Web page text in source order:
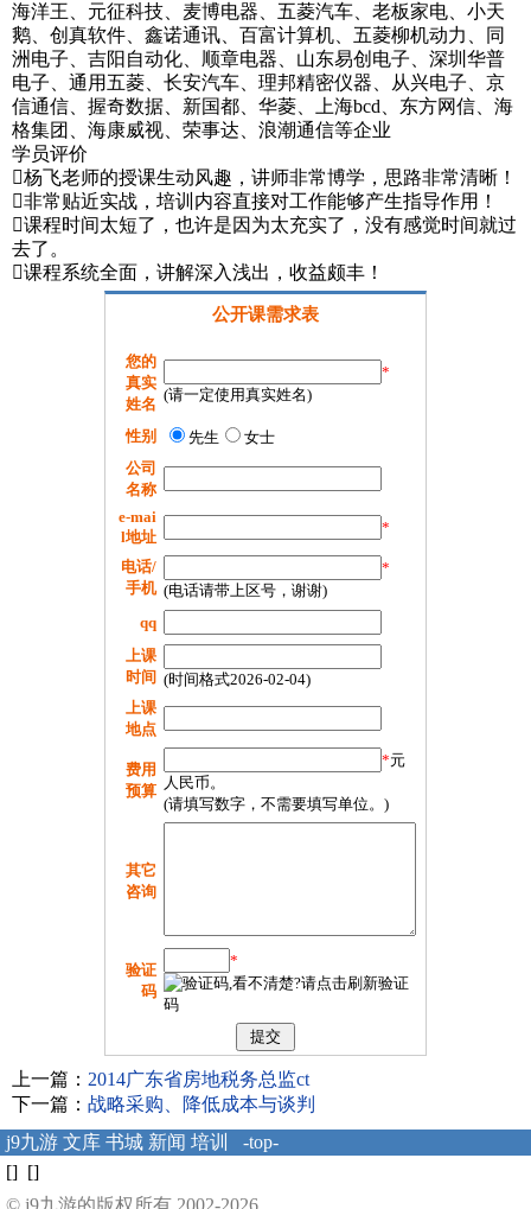
海洋王、元征科技、麦博电器、五菱汽车、老板家电、小天
鹅、创真软件、鑫诺通讯、百富计算机、五菱柳机动力、同
洲电子、吉阳自动化、顺章电器、山东易创电子、深圳华普
电子、通用五菱、长安汽车、理邦精密仪器、从兴电子、京
信通信、握奇数据、新国都、华菱、上海bcd、东方网信、海
格集团、海康威视、荣事达、浪潮通信等企业
学员评价
杨飞老师的授课生动风趣，讲师非常博学，思路非常清晰！
非常贴近实战，培训内容直接对工作能够产生指导作用！
课程时间太短了，也许是因为太充实了，没有感觉时间就过
去了。
课程系统全面，讲解深入浅出，收益颇丰！
公开课需求表
您的
真实
姓名
*
(请一定使用真实姓名)
性别 先生
女士
公司
名称
e-mai
l地址
*
电话/
手机
*
(电话请带上区号，谢谢)
qq
上课
时间 (时间格式2026-02-04)
上课
地点
费用
预算
*元
人民币。
(请填写数字，不需要填写单位。)
其它
咨询
验证
码
*
上一篇： 2014广东省房地税务总监ct
下一篇： 战略采购、降低成本与谈判
j9九游 文库 书城 新闻 培训
-top-
[] []
© j9九游的版权所有 2002-2026